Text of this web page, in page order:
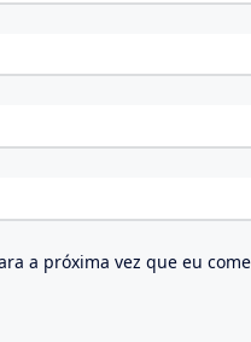
a próxima vez que eu